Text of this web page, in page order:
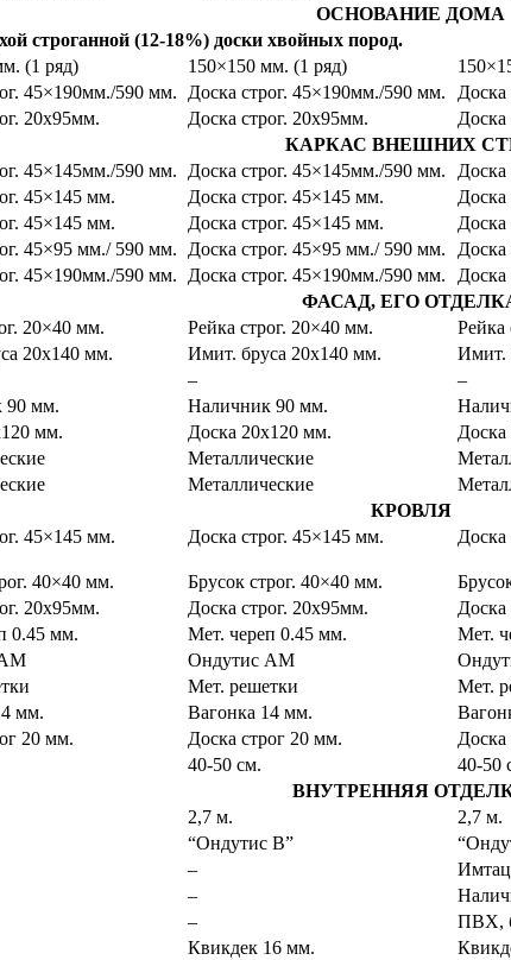
ОСНОВАНИЕ ДОМА
строганной (12-18%) доски хвойных пород.
(1 ряд) 150×150 мм. (1 ряд)
45×190мм./590 мм. Доска строг. 45×190мм./590 мм. Доска
20х95мм. Доска строг. 20х95мм. Доска
КАРКАС ВНЕШНИХ
45×145мм./590 мм. Доска строг. 45×145мм./590 мм. Доска
45×145 мм. Доска строг. 45×145 мм. Доска
45×145 мм. Доска строг. 45×145 мм. Доска
45×95 мм./ 590 мм. Доска строг. 45×95 мм./ 590 мм. Доска
45×190мм./590 мм. Доска строг. 45×190мм./590 мм. Доска
ФАСАД, ЕГО
20×40 мм. Рейка строг. 20×40 мм. Рейка
20х140 мм. Имит. бруса 20х140 мм. Имит.
– –
90 мм. Наличник 90 мм.
мм. Доска 20х120 мм. Доска
Металлические
Металлические
КРОВЛЯ
45×145 мм. Доска строг. 45×145 мм. Доска
40×40 мм. Брусок строг. 40×40 мм.
20х95мм. Доска строг. 20х95мм. Доска
0.45 мм. Мет. череп 0.45 мм. Мет.
АМ Ондутис АМ
Мет. решетки Мет.
мм. Вагонка 14 мм.
20 мм. Доска строг 20 мм. Доска
40-50 см. 40-50
ВНУТРЕННЯЯ
2,7 м. 2,7 м.
“Ондутис В”
–
–
– ПВХ,
Квикдек 16 мм.